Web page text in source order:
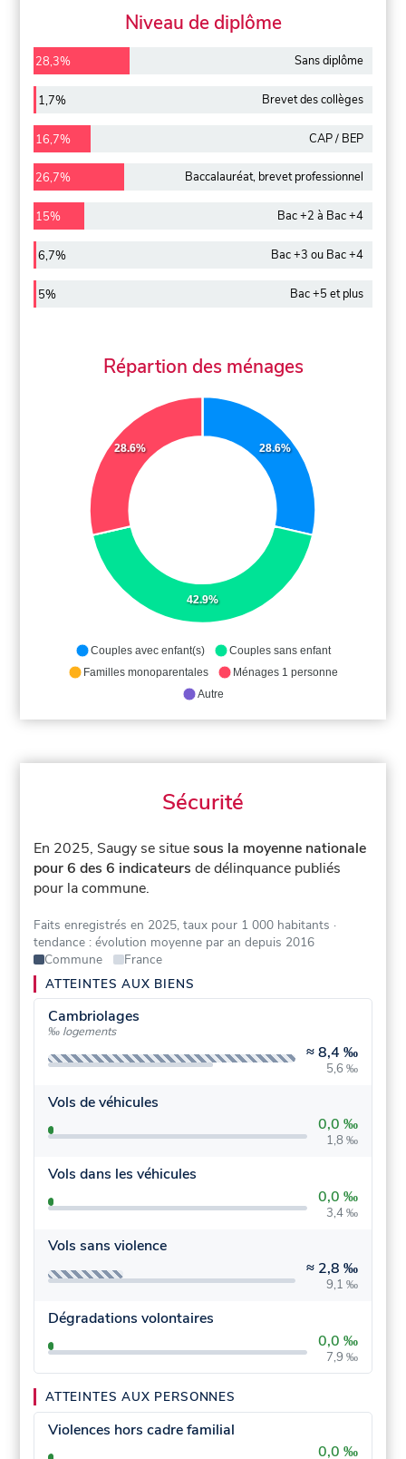
Niveau de diplôme
28,3% Sans diplôme
1,7% Brevet des collèges
16,7% CAP / BEP
26,7% Baccalauréat, brevet professionnel
15% Bac +2 à Bac +4
6,7% Bac +3 ou Bac +4
5% Bac +5 et plus
Répartion des ménages
28.6%
42.9%
28.6%
Couples avec enfant(s)
Couples sans enfant
Familles monoparentales
Ménages 1 personne
Autre
Sécurité
En 2025, Saugy se situesous la moyenne nationale
pour 6 des 6 indicateurs de délinquance publiés
pour la commune.
Faits enregistrés en 2025, taux pour 1 000 habitants ·
tendance : évolution moyenne par an depuis 2016
Commune
France
ATTEINTES AUX BIENS
Cambriolages
‰ logements
≈8,4 ‰
5,6 ‰
Vols de véhicules
0,0 ‰
1,8 ‰
Vols dans les véhicules
0,0 ‰
3,4 ‰
Vols sans violence
≈ 2,8 ‰
9,1 ‰
Dégradations volontaires
0,0 ‰
7,9 ‰
ATTEINTES AUX PERSONNES
Violences hors cadre familial
0,0 ‰